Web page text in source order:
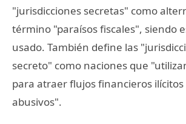
"jurisdicciones secretas" como
término "paraísos fiscales", siendo
usado. También define las
secreto" como naciones que
para atraer flujos financieros
abusivos".